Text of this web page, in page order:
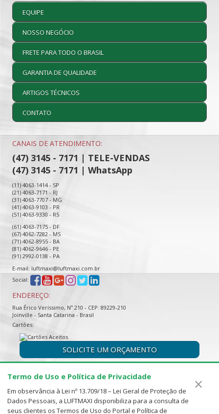
EQUIPE
NOSSO NEGÓCIO
FRETE PARA TODO O BRASIL
GARANTIA DE QUALIDADE
ARTIGOS TÉCNICOS
CONTATO
CANAIS DE ATENDIMENTO:
(47) 3145 - 7171 | TELE-VENDAS
(47) 3145 - 7171 | WhatsApp
(11) 4063-1414 - SP
(21) 4063-7171 - RJ
(31) 4063-7707 - MG
(41) 4063-9103 - PR
(51) 4063-9330 - RS
(61) 4063-7175 - DF
(67) 4062-7282 - MS
(71) 4062-8955 - BA
(81) 4062-9646 - PE
(91) 2992-0138 - PA
E-mail: luftmaxi@luftmaxi.com.br
Social:
ENDEREÇO:
Rua Érico Veríssimo, Nº 210 - CEP: 89229-210
Joinville - Santa Catarina - Brasil
Cartões:
SOLICITE UM ORÇAMENTO
Termo de Uso e Política de Privacidade
Em observância à Lei nº 13.709/18 – Lei Geral de Proteção de
Dados Pessoais, a LUFTMAXI disponibiliza para a consulta de
seus clientes os Termos de Uso do Portal e Política de
×